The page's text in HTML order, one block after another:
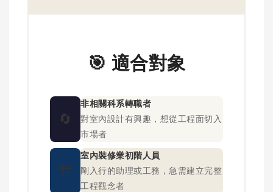
🎯 適合對象
🔄
非相關科系轉職者
對室內設計有興趣，想從工程面切入
市場者
🏗️
室內裝修業初階人員
剛入行的助理或工務，急需建立完整
工程觀念者